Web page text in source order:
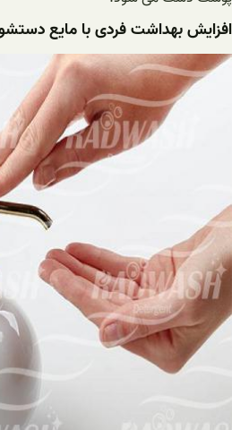
افزایش بهداشت فردی با مایع